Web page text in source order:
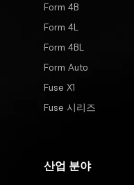
Form 4B
Form 4L
Form 4BL
Form Auto
Fuse X1
Fuse 시리즈
산업 분야